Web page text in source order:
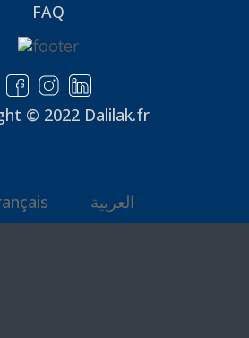
FAQ
© 2022 Dalilak.fr
العربية